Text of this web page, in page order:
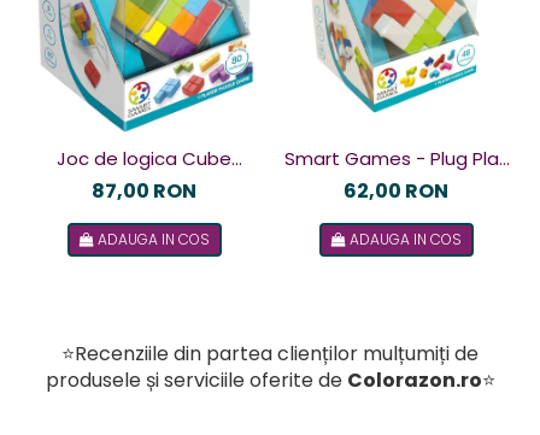
Joc de logica Cube
Puzzler Go, Smart
87,00 RON
ADAUGA IN COS
Smart Games - Plug Play
Puzzler, joc de logica cu
romana
62,00 RON
ADAUGA IN COS
⭐Recenziile din partea clienților mulțumiți de
produsele și serviciile oferite de Colorazon.ro⭐